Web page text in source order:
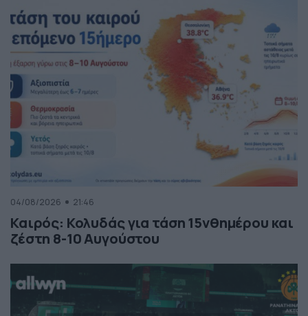
04/08/2026 21:46
Καιρός: Κολυδάς για τάση 15νθημέρου και
ζέστη 8-10 Αυγούστου